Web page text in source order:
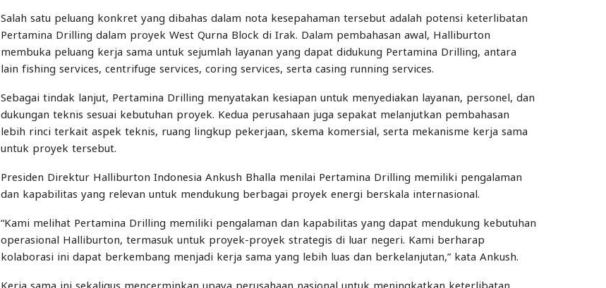
Salah satu peluang konkret yang dibahas dalam nota kesepahaman tersebut adalah potensi keterlibatan
Pertamina Drilling dalam proyek West Qurna Block di Irak. Dalam pembahasan awal, Halliburton
membuka peluang kerja sama untuk sejumlah layanan yang dapat didukung Pertamina Drilling, antara
lain fishing services, centrifuge services, coring services, serta casing running services.
Sebagai tindak lanjut, Pertamina Drilling menyatakan kesiapan untuk menyediakan layanan, personel, dan
dukungan teknis sesuai kebutuhan proyek. Kedua perusahaan juga sepakat melanjutkan pembahasan
lebih rinci terkait aspek teknis, ruang lingkup pekerjaan, skema komersial, serta mekanisme kerja sama
untuk proyek tersebut.
Presiden Direktur Halliburton Indonesia Ankush Bhalla menilai Pertamina Drilling memiliki pengalaman
dan kapabilitas yang relevan untuk mendukung berbagai proyek energi berskala internasional.
“Kami melihat Pertamina Drilling memiliki pengalaman dan kapabilitas yang dapat mendukung kebutuhan
operasional Halliburton, termasuk untuk proyek-proyek strategis di luar negeri. Kami berharap
kolaborasi ini dapat berkembang menjadi kerja sama yang lebih luas dan berkelanjutan,” kata Ankush.